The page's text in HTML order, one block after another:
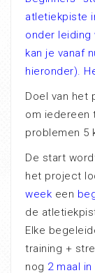
atletiekpiste
onder leiding
kan je vanaf
hieronder).
Doel van het
om iedereen
problemen 5
De start
het project
week een
de
Elke
training +
nog 2 maal